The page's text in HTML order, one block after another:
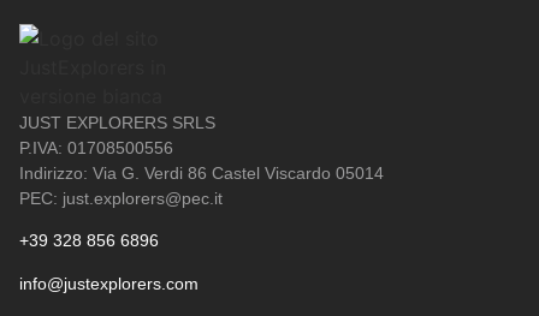
JUST EXPLORERS SRLS
P.IVA: 01708500556
Indirizzo: Via G. Verdi 86 Castel Viscardo 05014
PEC: just.explorers@pec.it
+39 328 856 6896
info@justexplorers.com